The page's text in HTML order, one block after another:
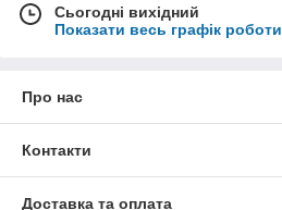
Сьогодні вихідний
Показати весь графік роботи
Про нас
Контакти
Доставка та оплата